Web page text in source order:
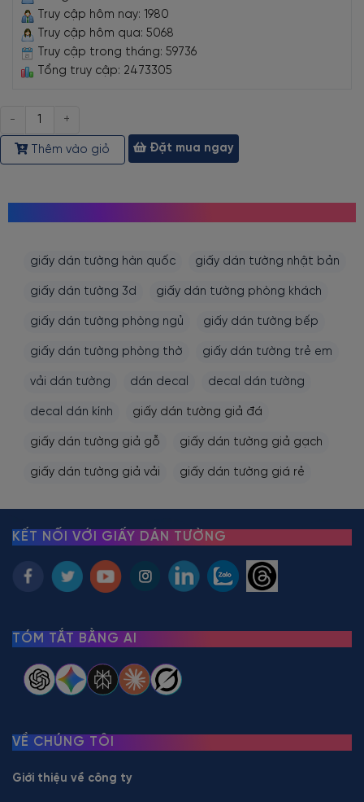
Truy cập hôm nay: 1980
Truy cập hôm qua: 5068
Truy cập trong tháng: 59736
Tổng truy cập: 2473305
Số
lượng
Thêm vào giỏ
Đặt mua ngay
giấy dán tường hàn quốc giấy dán tường nhật bản
giấy dán tường 3d giấy dán tường phòng khách
giấy dán tường phòng ngủ giấy dán tường bếp
giấy dán tường phòng thờ giấy dán tường trẻ em
vải dán tường dán decal decal dán tường
decal dán kính giấy dán tường giả đá
giấy dán tường giả gỗ giấy dán tường giả gạch
giấy dán tường giả vải giấy dán tường giá rẻ
KẾT NỐI VỚI GIẤY DÁN TƯỜNG
TÓM TẮT BẰNG AI
VỀ CHÚNG TÔI
Giới thiệu về công ty